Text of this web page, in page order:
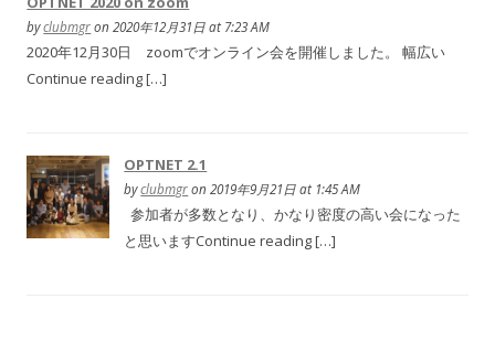
byclubmgron 2020年12月31日 at 7:23 AM
2020年12月30日 zoomでオンライン会を開催しました。 幅広い
Continue reading […]
OPTNET 2.1
byclubmgron 2019年9月21日 at 1:45 AM
参加者が多数となり、かなり密度の高い会になった
と思いますContinue reading […]